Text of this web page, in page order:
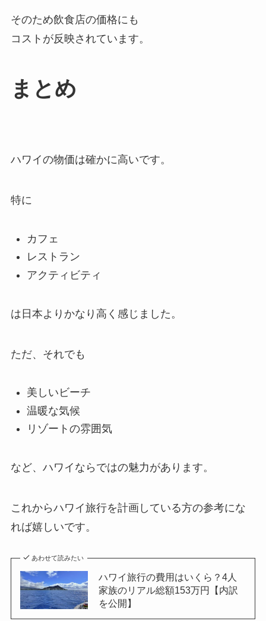
そのため飲食店の価格にも
コストが反映されています。
まとめ
ハワイの物価は確かに高いです。
特に
カフェ
レストラン
アクティビティ
は日本よりかなり高く感じました。
ただ、それでも
美しいビーチ
温暖な気候
リゾートの雰囲気
など、ハワイならではの魅力があります。
これからハワイ旅行を計画している方の参考にな
れば嬉しいです。
あわせて読みたい
ハワイ旅行の費用はいくら？4人
家族のリアル総額153万円【内訳
を公開】